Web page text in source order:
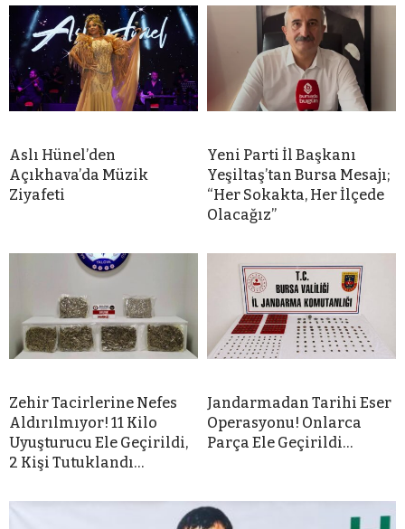
Aslı Hünel’den
Açıkhava’da Müzik
Ziyafeti
Yeni Parti İl Başkanı
Yeşiltaş’tan Bursa Mesajı;
“Her Sokakta, Her İlçede
Olacağız”
Zehir Tacirlerine Nefes
Aldırılmıyor! 11 Kilo
Uyuşturucu Ele Geçirildi,
2 Kişi Tutuklandı…
Jandarmadan Tarihi Eser
Operasyonu! Onlarca
Parça Ele Geçirildi…